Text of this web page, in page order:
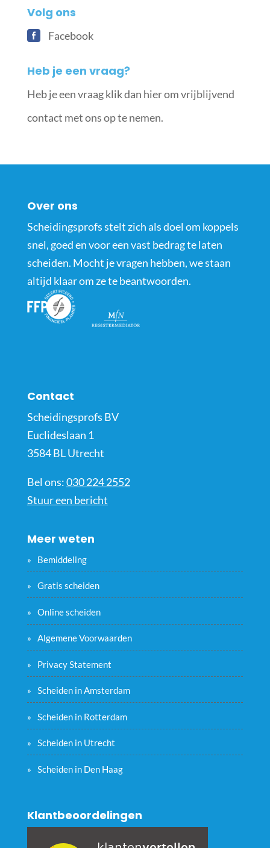
Volg ons
Facebook
Heb je een vraag?
Heb je een vraag klik dan hier om vrijblijvend
contact met ons op te nemen.
Over ons
Scheidingsprofs stelt zich als doel om koppels
snel, goed en voor een vast bedrag te laten
scheiden. Mocht je vragen hebben, we staan
altijd klaar om ze te beantwoorden.
Contact
Scheidingsprofs BV
Euclideslaan 1
3584 BL Utrecht
Bel ons:030 224 2552
Stuur een bericht
Meer weten
Bemiddeling
Gratis scheiden
Online scheiden
Algemene Voorwaarden
Privacy Statement
Scheiden in Amsterdam
Scheiden in Rotterdam
Scheiden in Utrecht
Scheiden in Den Haag
Klantbeoordelingen